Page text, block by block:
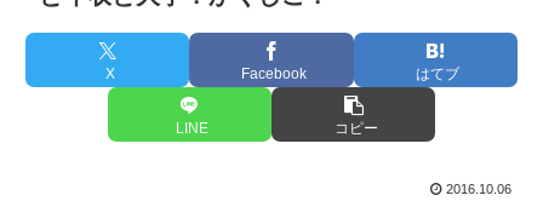
X Facebook はてブ
LINE コピー
2016.10.06